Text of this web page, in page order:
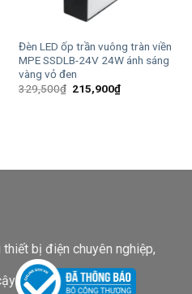
Đèn LED ốp trần vuông tràn viền
MPE SSDLB-24V 24W ánh sáng
vàng vỏ đen
329,500₫ Giá
215,900₫Giá
hiện
thiết bị điện chuyên nghiệp,